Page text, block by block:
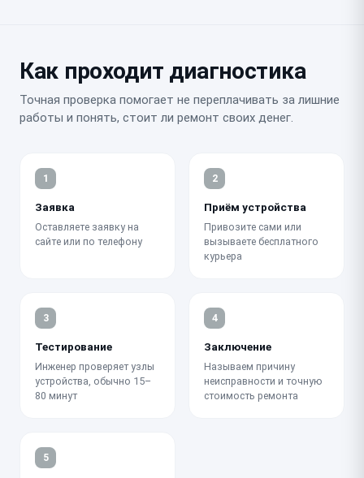
Как проходит диагностика
Точная проверка помогает не переплачивать за лишние
работы и понять, стоит ли ремонт своих денег.
1
Заявка
Оставляете заявку на
сайте или по телефону
2
Приём устройства
Привозите сами или
вызываете бесплатного
курьера
3
Тестирование
Инженер проверяет узлы
устройства, обычно 15–
80 минут
4
Заключение
Называем причину
неисправности и точную
стоимость ремонта
5